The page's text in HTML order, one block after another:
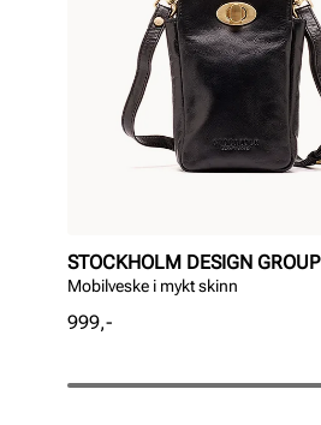
STOCKHOLM DESIGN GROUP
Mobilveske i mykt skinn
Pris
999,-